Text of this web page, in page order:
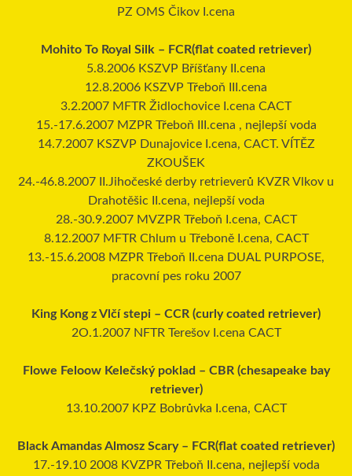
PZ OMS Čikov I.cena
Mohito To Royal Silk – FCR(flat coated retriever)
5.8.2006 KSZVP Bříšťany II.cena
12.8.2006 KSZVP Třeboň III.cena
3.2.2007 MFTR Židlochovice I.cena CACT
15.-17.6.2007 MZPR Třeboň III.cena , nejlepší voda
14.7.2007 KSZVP Dunajovice I.cena, CACT. VÍTĚZ
ZKOUŠEK
24.-46.8.2007 II.Jihočeské derby retrieverů KVZR Vlkov u
Drahotěšic II.cena, nejlepší voda
28.-30.9.2007 MVZPR Třeboň I.cena, CACT
8.12.2007 MFTR Chlum u Třeboně I.cena, CACT
13.-15.6.2008 MZPR Třeboň II.cena DUAL PURPOSE,
pracovní pes roku 2007
King Kong z Vlčí stepi – CCR (curly coated retriever)
2O.1.2007 NFTR Terešov I.cena CACT
Flowe Feloow Kelečský poklad – CBR (chesapeake bay
retriever)
13.10.2007 KPZ Bobrůvka I.cena, CACT
Black Amandas Almosz Scary – FCR(flat coated retriever)
17.-19.10 2008 KVZPR Třeboň II.cena, nejlepší voda